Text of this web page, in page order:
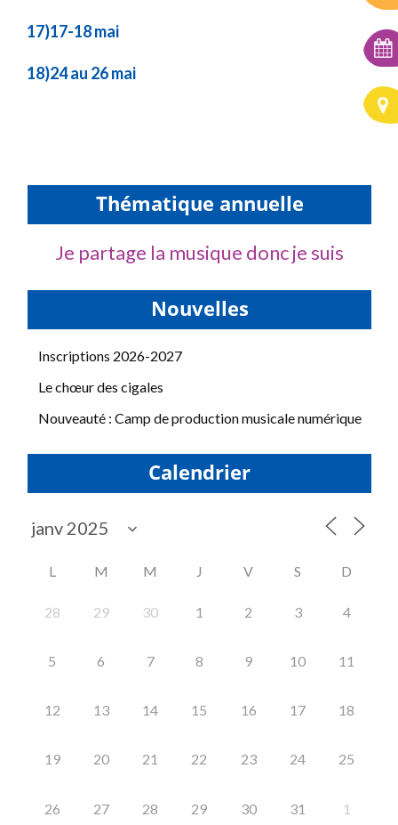
17)17-18 mai
18)24 au 26 mai
Thématique annuelle
Je partage la musique donc je suis
Nouvelles
Inscriptions 2026-2027
Le chœur des cigales
Nouveauté : Camp de production musicale numérique
Calendrier
L M M J V S D
28 29 30 1 2 3 4
5 6 7 8 9 10 11
12 13 14 15 16 17 18
19 20 21 22 23 24 25
26 27 28 29 30 31 1